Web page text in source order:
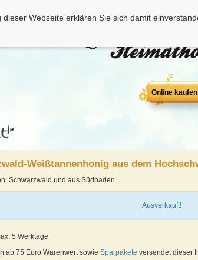
Webseite erklären Sie sich damit
Online kaufen
Weißtannenhonig aus dem
Schwarzwald und aus Südbaden
Ausverkauft!
5 Werktage
ab 75 Euro Warenwert sowieSparpakete versendet dieser